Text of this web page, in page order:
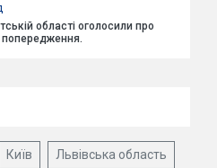
області оголосили про
Київ Львівська область